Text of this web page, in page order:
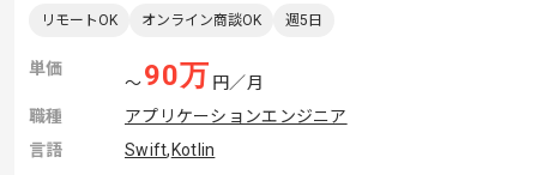
リモートOK オンライン商談OK 週5日
単価
〜90万 円／月
職種
アプリケーションエンジニア
言語
Swift, Kotlin